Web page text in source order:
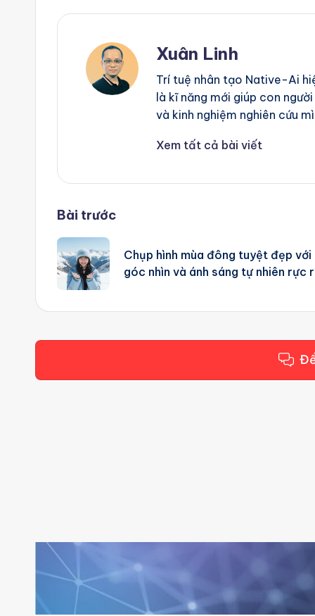
Xuân Linh
Trí tuệ nhân tạo Native-Ai
là kĩ năng mới giúp con
và kinh nghiệm nghiên cứu
Xem tất cả bài viết
Post
navigation
Bài trước
Chụp hình mùa đông tuyệt đẹp với
góc nhìn và ánh sáng tự nhiên rực